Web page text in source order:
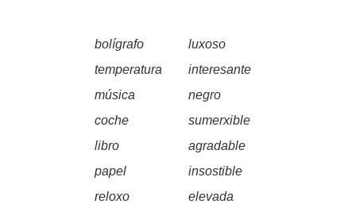
bolígrafo
temperatura
música
coche
libro
papel
reloxo
luxoso
interesante
negro
sumerxible
agradable
insostible
elevada